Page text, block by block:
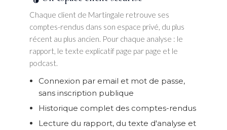
Chaque client de Martingale retrouve ses
comptes-rendus dans son espace privé, du plus
récent au plus ancien. Pour chaque analyse : le
rapport, le texte explicatif page par page et le
podcast.
Connexion par email et mot de passe,
sans inscription publique
Historique complet des comptes-rendus
Lecture du rapport, du texte d'analyse et